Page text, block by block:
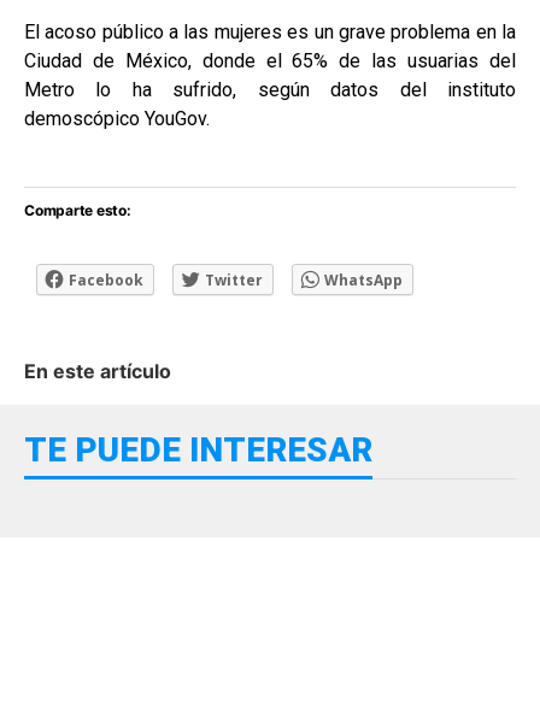
El acoso público a las mujeres es un grave problema en la
Ciudad de México, donde el 65% de las usuarias del
Metro lo ha sufrido, según datos del instituto
demoscópico YouGov.
Comparte esto:
Facebook Twitter WhatsApp
En este artículo
TE PUEDE INTERESAR